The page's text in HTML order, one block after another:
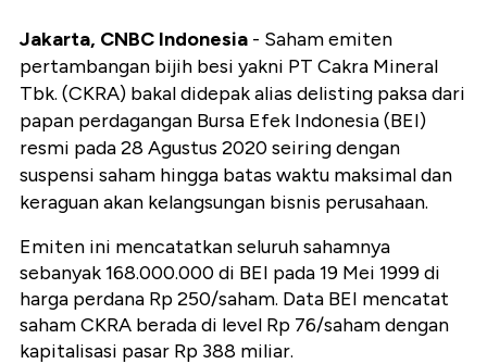
Jakarta, CNBC Indonesia - Saham emiten
pertambangan bijih besi yakni PT Cakra Mineral
Tbk. (CKRA) bakal didepak alias delisting paksa dari
papan perdagangan Bursa Efek Indonesia (BEI)
resmi pada 28 Agustus 2020 seiring dengan
suspensi saham hingga batas waktu maksimal dan
keraguan akan kelangsungan bisnis perusahaan.
Emiten ini mencatatkan seluruh sahamnya
sebanyak 168.000.000 di BEI pada 19 Mei 1999 di
harga perdana Rp 250/saham. Data BEI mencatat
saham CKRA berada di level Rp 76/saham dengan
kapitalisasi pasar Rp 388 miliar.